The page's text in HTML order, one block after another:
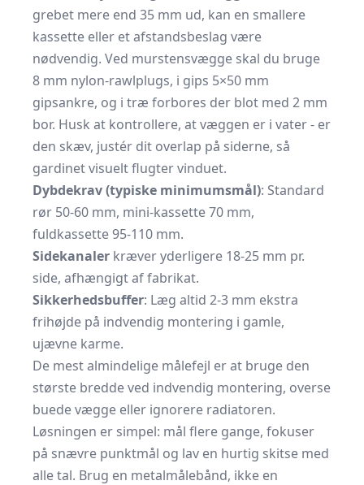
grebet mere end 35 mm ud, kan en smallere
kassette eller et afstandsbeslag være
nødvendig. Ved murstensvægge skal du bruge
8 mm nylon-rawlplugs, i gips 5×50 mm
gipsankre, og i træ forbores der blot med 2 mm
bor. Husk at kontrollere, at væggen er i vater - er
den skæv, justér dit overlap på siderne, så
gardinet visuelt flugter vinduet.
Dybdekrav (typiske minimumsmål): Standard
rør 50-60 mm, mini-kassette 70 mm,
fuldkassette 95-110 mm.
Sidekanaler kræver yderligere 18-25 mm pr.
side, afhængigt af fabrikat.
Sikkerhedsbuffer: Læg altid 2-3 mm ekstra
frihøjde på indvendig montering i gamle,
ujævne karme.
De mest almindelige målefejl er at bruge den
største bredde ved indvendig montering, overse
buede vægge eller ignorere radiatoren.
Løsningen er simpel: mål flere gange, fokuser
på snævre punktmål og lav en hurtig skitse med
alle tal. Brug en metalmålebånd, ikke en